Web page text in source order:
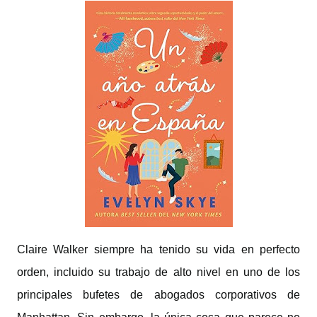
Claire Walker siempre ha tenido su vida en perfecto
orden, incluido su trabajo de alto nivel en uno de los
principales bufetes de abogados corporativos de